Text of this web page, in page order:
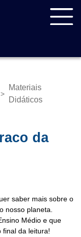
>
Materiais
Didáticos
da
saber mais sobre o
nosso planeta.
Médio e que
final da leitura!